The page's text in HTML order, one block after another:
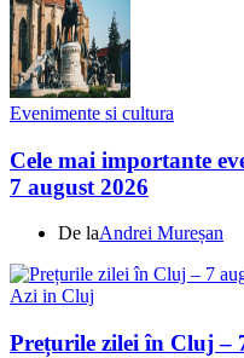
Evenimente si cultura
Cele mai importante
7 august 2026
De laAndrei Mureșan
Azi in Cluj
Prețurile zilei în Cluj –